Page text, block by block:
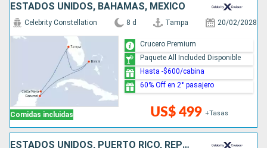
ESTADOS UNIDOS, BAHAMAS, MÉXICO
Comidas incluidas
Celebrity Constellation 8 d Tampa 20/02/2028
US$ 499 +Tasas
Crucero Premium
Paquete All Included Disponible
Hasta -$600/cabina
60% Off en 2° pasajero
ESTADOS UNIDOS, PUERTO RICO, REPÚBLICA DOMINICANA